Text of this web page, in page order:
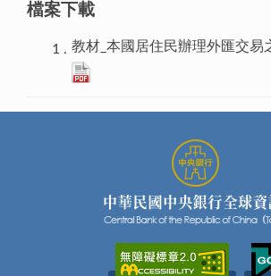
檔案下載
教材_本國居住民辦理外匯交易